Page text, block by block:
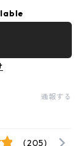
通報する
(205)